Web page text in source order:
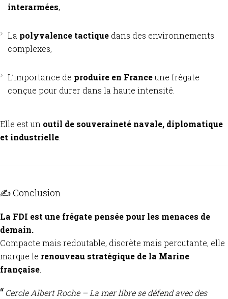
interarmées,
La polyvalence tactique dans des environnements
complexes,
L’importance de produire en Franceune frégate
conçue pour durer dans la haute intensité.
Elle est un outil de souveraineté navale, diplomatique
et industrielle.
✍️ Conclusion
La FDI est une frégate pensée pour les menaces de
demain.
Compacte mais redoutable, discrète mais percutante, elle
marque le renouveau stratégique de la Marine
française.
Cercle Albert Roche – La mer libre se défend avec des